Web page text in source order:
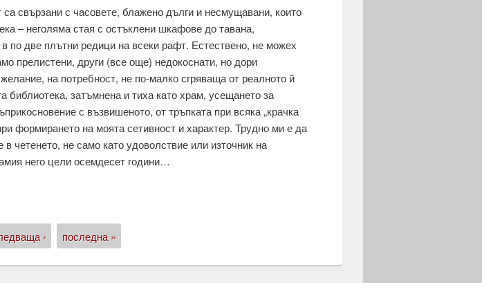
свързани с часовете, блажено дълги и несмущавани, които
– неголяма стая с остъклени шкафове до тавана,
по две плътни редици на всеки рафт. Естествено, не можех
прелистени, други (все още) недокоснати, но дори
на потребност, не по-малко сгряваща от реалното й
затъмнена и тиха като храм, усещането за
с възвишеното, от тръпката при всяка „крачка
формирането на моята сетивност и характер. Трудно ми е да
не само като удоволствие или източник на
него цели осемдесет години…
› последна »